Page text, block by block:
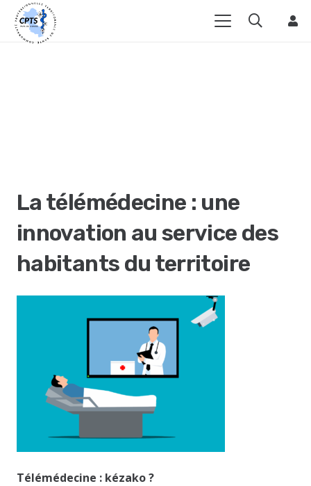
La télémédecine : une
innovation au service des
habitants du territoire
Télémédecine : kézako ?